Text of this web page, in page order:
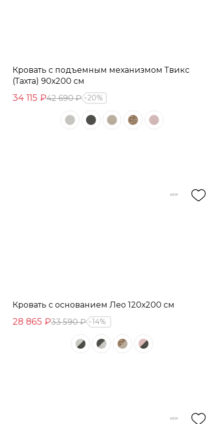
Кровать с подъемным механизмом Твикс
(Тахта) 90х200 см
34 115 ₽42 690 ₽ 20%
Кровать с основанием Лео 120х200 см
28 865 ₽33 590 ₽ 14%